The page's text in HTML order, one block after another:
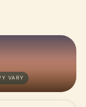
VARY